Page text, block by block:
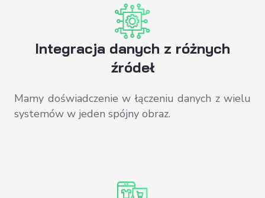
Integracja danych z różnych
źródeł
Mamy doświadczenie w łączeniu danych z wielu
systemów w jeden spójny obraz.